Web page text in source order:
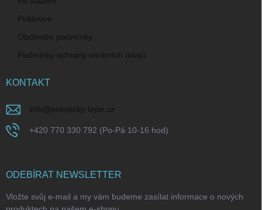
Poštovné
Obchodní podmínky
Podmínky ochrany osobních údajů
KONTAKT
info @pokojicky-tepe.cz
+420 770 330 792 (Po-Pá 10-16 hod)
ODEBÍRAT NEWSLETTER
Vložte svůj e-mail a my vám budeme zasílat informace o nových